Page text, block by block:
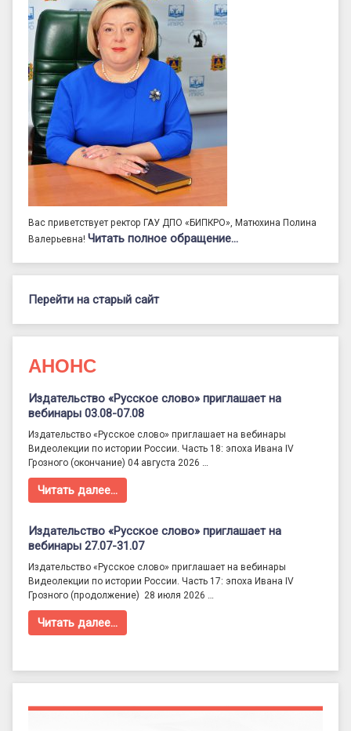
Вас приветствует ректор ГАУ ДПО «БИПКРО», Матюхина Полина
Валерьевна! Читать полное обращение…
Перейти на старый сайт
АНОНС
Издательство «Русское слово» приглашает на
вебинары 03.08-07.08
Издательство «Русское слово» приглашает на вебинары
Видеолекции по истории России. Часть 18: эпоха Ивана IV
Грозного (окончание) 04 августа 2026 …
Читать далее…
Издательство «Русское слово» приглашает на
вебинары 27.07-31.07
Издательство «Русское слово» приглашает на вебинары
Видеолекции по истории России. Часть 17: эпоха Ивана IV
Грозного (продолжение) 28 июля 2026 …
Читать далее…